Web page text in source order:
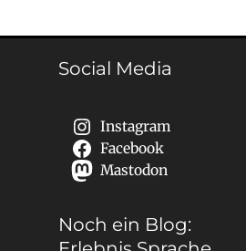
Social Media
Instagram
Facebook
Mastodon
Noch ein Blog: